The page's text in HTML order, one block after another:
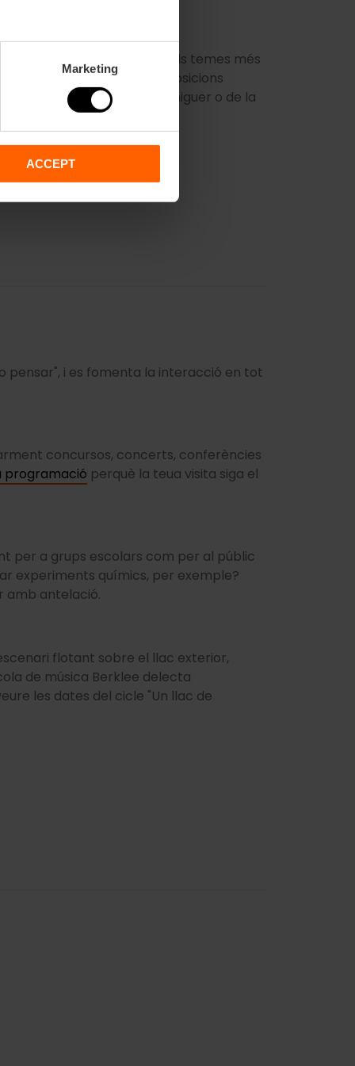
Marketing
ACCEPT
temporals sobre els temes més
l'excel·lent oferta d’exposicions
a la recreació d’un formiguer o de la
entrada!
pensar", i es fomenta la interacció en tot
concursos, concerts, conferències
programació perquè la teua visita siga el
per a grups escolars com per al públic
experiments químics, per exemple?
amb antelació.
flotant sobre el llac exterior,
de música Berklee delecta
les dates del cicle "Un llac de